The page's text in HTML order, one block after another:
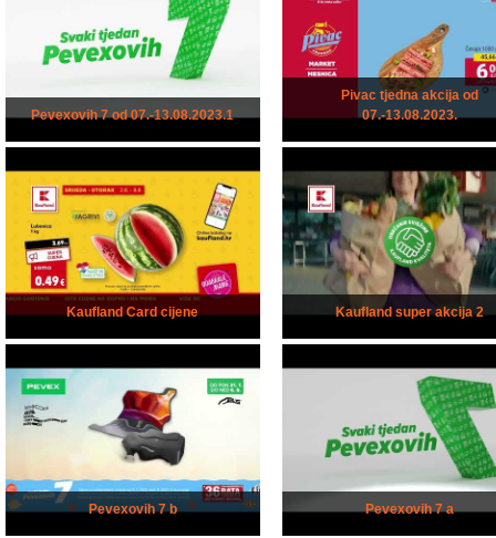
Pevexovih 7 od 07.-13.08.2023.1
Pivac tjedna akcija od
07.-13.08.2023.
Kaufland Card cijene Kaufland super akcija 2
Pevexovih 7 b Pevexovih 7 a